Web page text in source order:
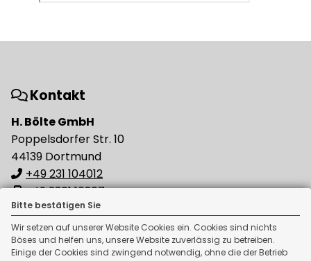
Bitte bestätigen Sie
Wir setzen auf unserer Website Cookies ein. Cookies sind nichts
Böses und helfen uns, unsere Website zuverlässig zu betreiben.
Einige der Cookies sind zwingend notwendig, ohne die der Betrieb
Kontakt
H. Bölte GmbH
Poppelsdorfer Str. 10
44139 Dortmund
+49 231 104012
+49 2361 16207
info[at]boeltegmbh.de